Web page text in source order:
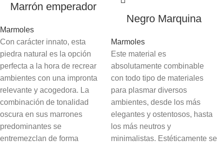
Marrón emperador
Marmoles
Con carácter innato, esta
piedra natural es la opción
perfecta a la hora de recrear
ambientes con una impronta
relevante y acogedora. La
combinación de tonalidad
oscura en sus marrones
predominantes se
entremezclan de forma
Negro Marquina
Marmoles
Este material es
absolutamente combinable
con todo tipo de materiales
para plasmar diversos
ambientes, desde los más
elegantes y ostentosos, hasta
los más neutros y
minimalistas. Estéticamente se